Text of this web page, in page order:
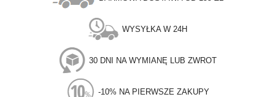
WYSYŁKA W 24H
30 DNI NA WYMIANĘ LUB ZWROT
-10% NA PIERWSZE ZAKUPY